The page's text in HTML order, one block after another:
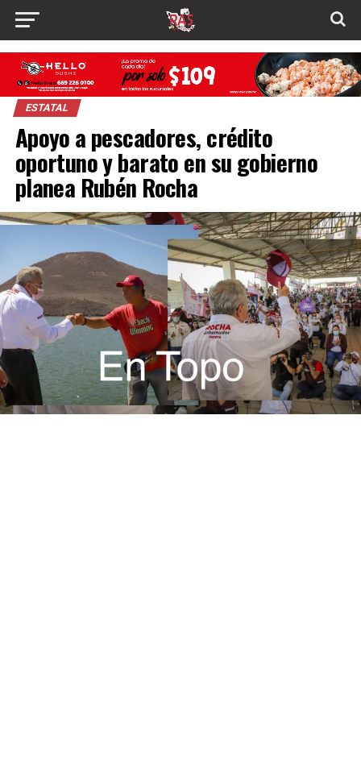
ESTATAL
Apoyo a pescadores, crédito
oportuno y barato en su gobierno
planea Rubén Rocha